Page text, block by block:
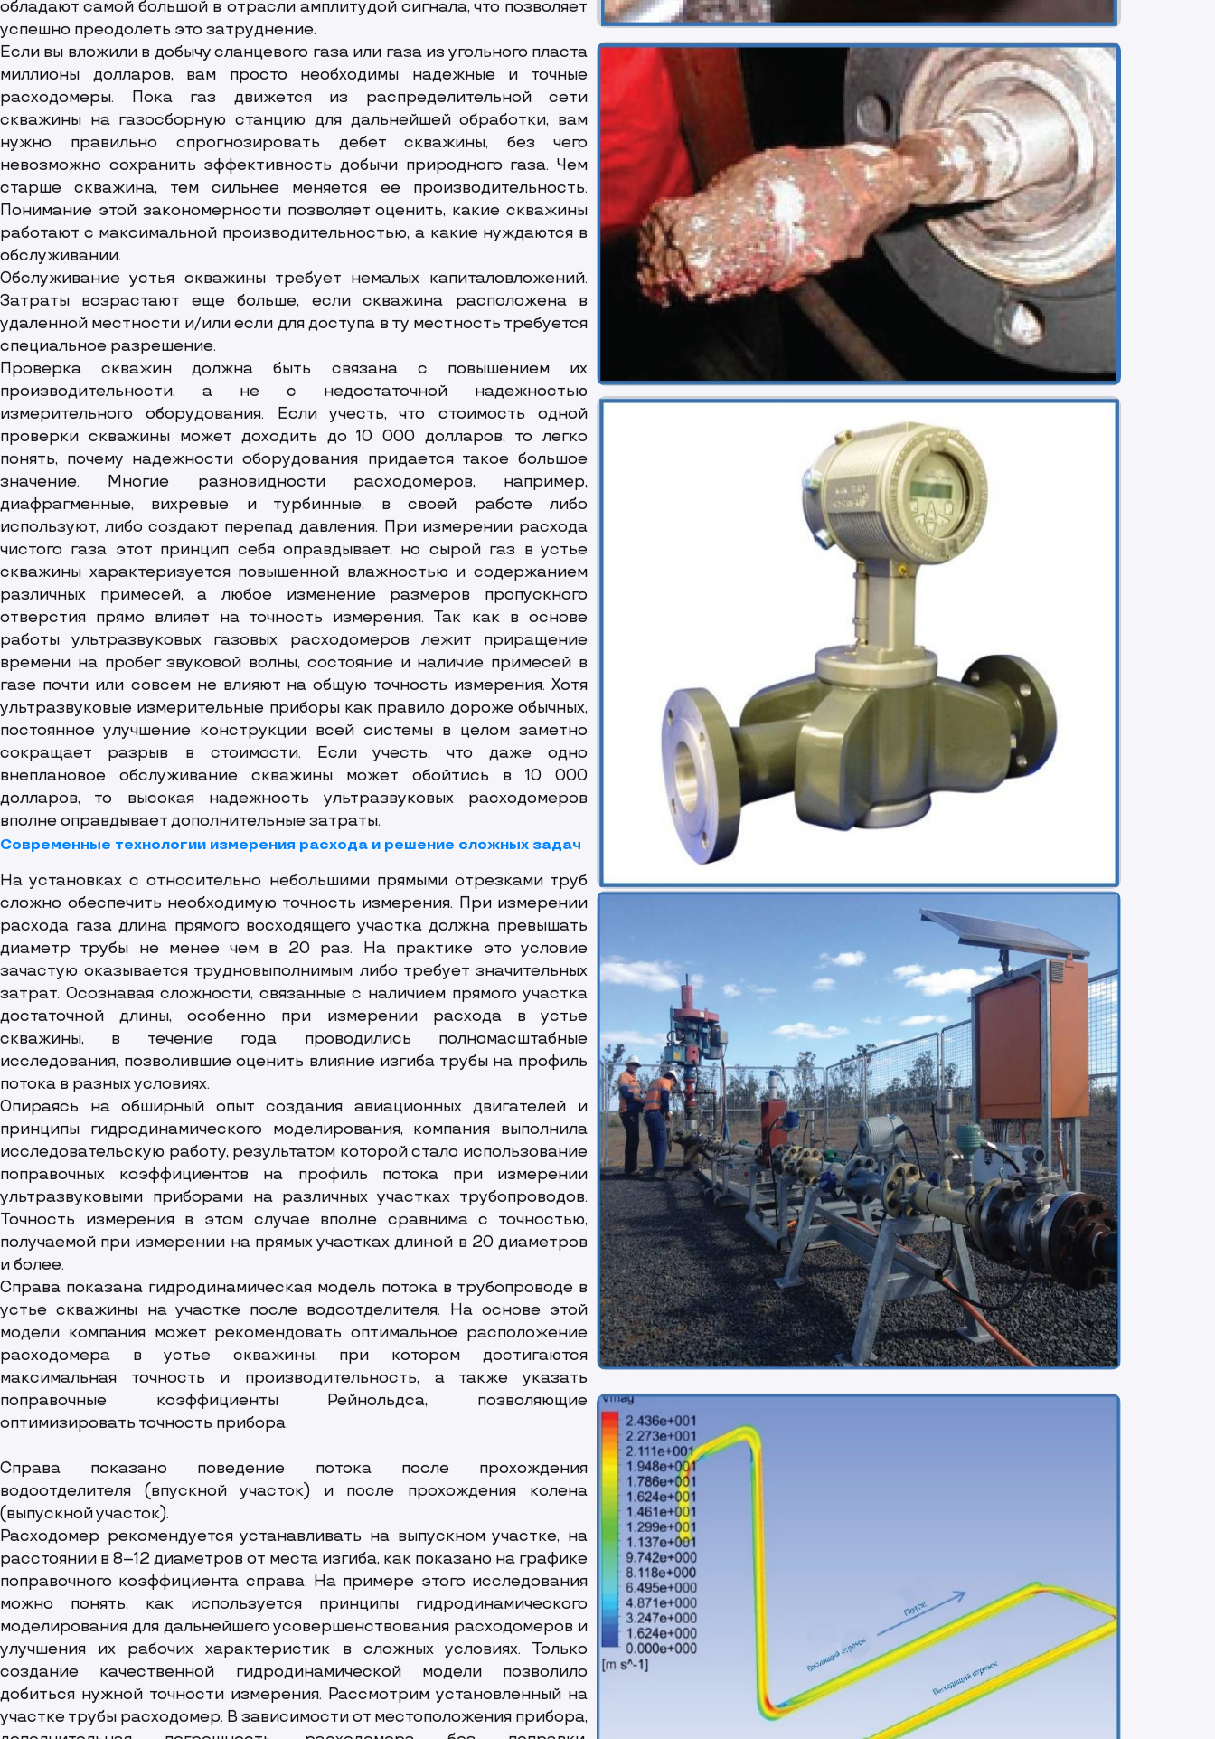
обладают самой большой в отрасли амплитудой сигнала, что позволяет
успешно преодолеть это затруднение.
Если вы вложили в добычу сланцевого газа или газа из угольного пласта
миллионы долларов, вам просто необходимы надежные и точные
расходомеры. Пока газ движется из распределительной сети
скважины на газосборную станцию для дальнейшей обработки, вам
нужно правильно спрогнозировать дебет скважины, без чего
невозможно сохранить эффективность добычи природного газа. Чем
старше скважина, тем сильнее меняется ее производительность.
Понимание этой закономерности позволяет оценить, какие скважины
работают с максимальной производительностью, а какие нуждаются в
обслуживании.
Обслуживание устья скважины требует немалых капиталовложений.
Затраты возрастают еще больше, если скважина расположена в
удаленной местности и/или если для доступа в ту местность требуется
специальное разрешение.
Проверка скважин должна быть связана с повышением их
производительности, а не с недостаточной надежностью
измерительного оборудования. Если учесть, что стоимость одной
проверки скважины может доходить до 10 000 долларов, то легко
понять, почему надежности оборудования придается такое большое
значение. Многие разновидности расходомеров, например,
диафрагменные, вихревые и турбинные, в своей работе либо
используют, либо создают перепад давления. При измерении расхода
чистого газа этот принцип себя оправдывает, но сырой газ в устье
скважины характеризуется повышенной влажностью и содержанием
различных примесей, а любое изменение размеров пропускного
отверстия прямо влияет на точность измерения. Так как в основе
работы ультразвуковых газовых расходомеров лежит приращение
времени на пробег звуковой волны, состояние и наличие примесей в
газе почти или совсем не влияют на общую точность измерения. Хотя
ультразвуковые измерительные приборы как правило дороже обычных,
постоянное улучшение конструкции всей системы в целом заметно
сокращает разрыв в стоимости. Если учесть, что даже одно
внеплановое обслуживание скважины может обойтись в 10 000
долларов, то высокая надежность ультразвуковых расходомеров
вполне оправдывает дополнительные затраты.
Современные технологии измерения расхода и решение сложных задач
На установках с относительно небольшими прямыми отрезками труб
сложно обеспечить необходимую точность измерения. При измерении
расхода газа длина прямого восходящего участка должна превышать
диаметр трубы не менее чем в 20 раз. На практике это условие
зачастую оказывается трудновыполнимым либо требует значительных
затрат. Осознавая сложности, связанные с наличием прямого участка
достаточной длины, особенно при измерении расхода в устье
скважины, в течение года проводились полномасштабные
исследования, позволившие оценить влияние изгиба трубы на профиль
потока в разных условиях.
Опираясь на обширный опыт создания авиационных двигателей и
принципы гидродинамического моделирования, компания выполнила
исследовательскую работу, результатом которой стало использование
поправочных коэффициентов на профиль потока при измерении
ультразвуковыми приборами на различных участках трубопроводов.
Точность измерения в этом случае вполне сравнима с точностью,
получаемой при измерении на прямых участках длиной в 20 диаметров
и более.
Справа показана гидродинамическая модель потока в трубопроводе в
устье скважины на участке после водоотделителя. На основе этой
модели компания может рекомендовать оптимальное расположение
расходомера в устье скважины, при котором достигаются
максимальная точность и производительность, а также указать
поправочные коэффициенты Рейнольдса, позволяющие
оптимизировать точность прибора.
Справа показано поведение потока после прохождения
водоотделителя (впускной участок) и после прохождения колена
(выпускной участок).
Расходомер рекомендуется устанавливать на выпускном участке, на
расстоянии в 8–12 диаметров от места изгиба, как показано на графике
поправочного коэффициента справа. На примере этого исследования
можно понять, как используется принципы гидродинамического
моделирования для дальнейшего усовершенствования расходомеров и
улучшения их рабочих характеристик в сложных условиях. Только
создание качественной гидродинамической модели позволило
добиться нужной точности измерения. Рассмотрим установленный на
участке трубы расходомер. В зависимости от местоположения прибора,